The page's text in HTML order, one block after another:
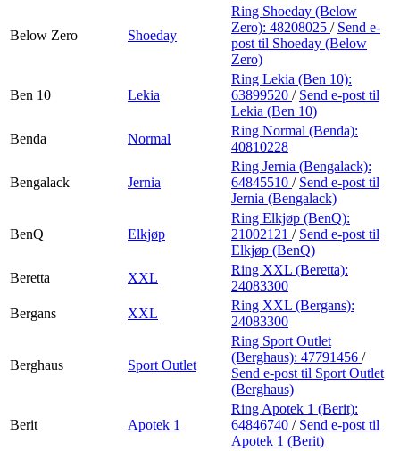
Below Zero Shoeday
Ring Shoeday (Below
Zero): 48208025 / Send e-
post til Shoeday (Below
Zero)
Ben 10 Lekia
Ring Lekia (Ben 10):
63899520 / Send e-post til
Lekia (Ben 10)
Benda
Normal
Ring Normal (Benda):
40810228
Bengalack Jernia
Ring Jernia (Bengalack):
64845510 / Send e-post til
Jernia (Bengalack)
BenQ Elkjøp
Ring Elkjøp (BenQ):
21002121 / Send e-post til
Elkjøp (BenQ)
Beretta
XXL
Ring XXL (Beretta):
24083300
Bergans
XXL
Ring XXL (Bergans):
24083300
Berghaus Sport Outlet
Ring Sport Outlet
(Berghaus): 47791456 /
Send e-post til Sport Outlet
(Berghaus)
Berit Apotek 1
Ring Apotek 1 (Berit):
64846740 / Send e-post til
Apotek 1 (Berit)